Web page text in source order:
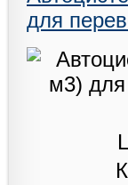
для